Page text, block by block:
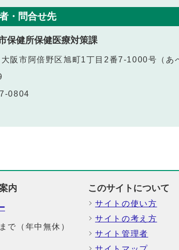
・問合せ先
保健所保健医療対策課
阪市阿倍野区旭町1丁目2番7-1000号（あ
0804
内
で（年中無休）
このサイトについて
サイトの使い方
サイトの考え方
サイト管理者